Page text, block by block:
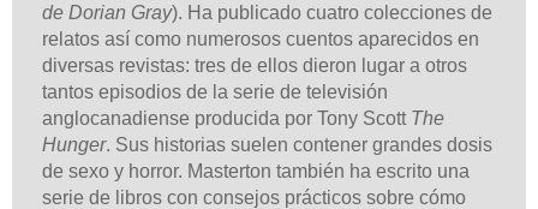
de Dorian Gray). Ha publicado cuatro colecciones de
relatos así como numerosos cuentos aparecidos en
diversas revistas: tres de ellos dieron lugar a otros
tantos episodios de la serie de televisión
anglocanadiense producida por Tony Scott The
Hunger. Sus historias suelen contener grandes dosis
de sexo y horror. Masterton también ha escrito una
serie de libros con consejos prácticos sobre cómo